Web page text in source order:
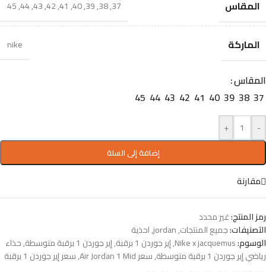
المقاس 37
,
38
,
39
,
40
,
41
,
42
,
43
,
44
,
45
الماركة nike
المقاس
37
38
39
40
41
42
43
44
45
-
+
إضافة إلى السلة
مقارنة
رمز المنتج:غير محدد
التصنيفات:جميع المنتجات,
jordan
,احذية
الوسوم:Nike x jacquemus
,إير جوردن 1 برقبة ,إير جوردن 1 برقبة متوسطة ,حذاء
رياضي إير جوردن 1 برقبة متوسطة
,سعر Air Jordan 1 Mid ,سعر إير جوردن 1 برقبة